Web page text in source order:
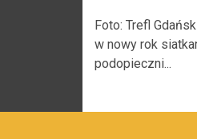
Foto: Trefl
w nowy rok
podopieczni...